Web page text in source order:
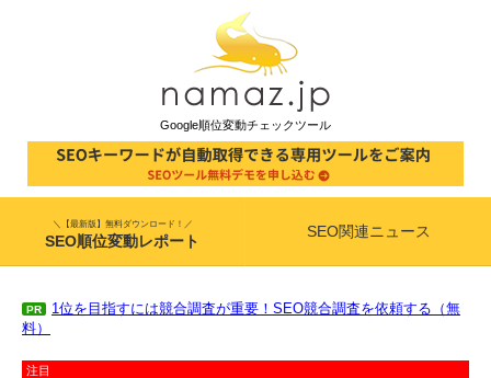
Google順位変動チェックツール
＼【最新版】無料ダウンロード！／
SEO順位変動レポート
SEO関連ニュース
PR
1位を目指すには競合調査が重要！SEO競合調査を依頼する（無
料）
注目